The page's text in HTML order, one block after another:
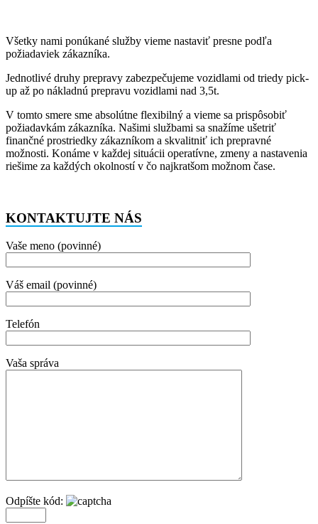
Všetky nami ponúkané služby vieme nastaviť presne podľa
požiadaviek zákazníka.
Jednotlivé druhy prepravy zabezpečujeme vozidlami od triedy pick-
up až po nákladnú prepravu vozidlami nad 3,5t.
V tomto smere sme absolútne flexibilný a vieme sa prispôsobiť
požiadavkám zákazníka. Našimi službami sa snažíme ušetriť
finančné prostriedky zákazníkom a skvalitniť ich prepravné
možnosti. Konáme v každej situácii operatívne, zmeny a nastavenia
riešime za každých okolností v čo najkratšom možnom čase.
KONTAKTUJTE NÁS
Vaše meno (povinné)
Váš email (povinné)
Telefón
Vaša správa
Odpíšte kód: